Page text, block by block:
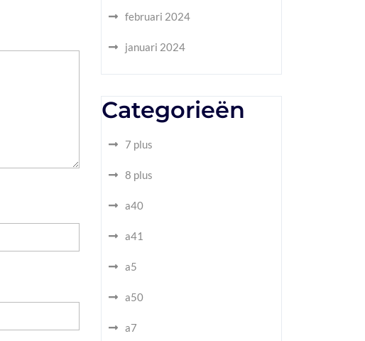
februari 2024
januari 2024
Categorieën
7 plus
8 plus
a40
a41
a5
a50
a7